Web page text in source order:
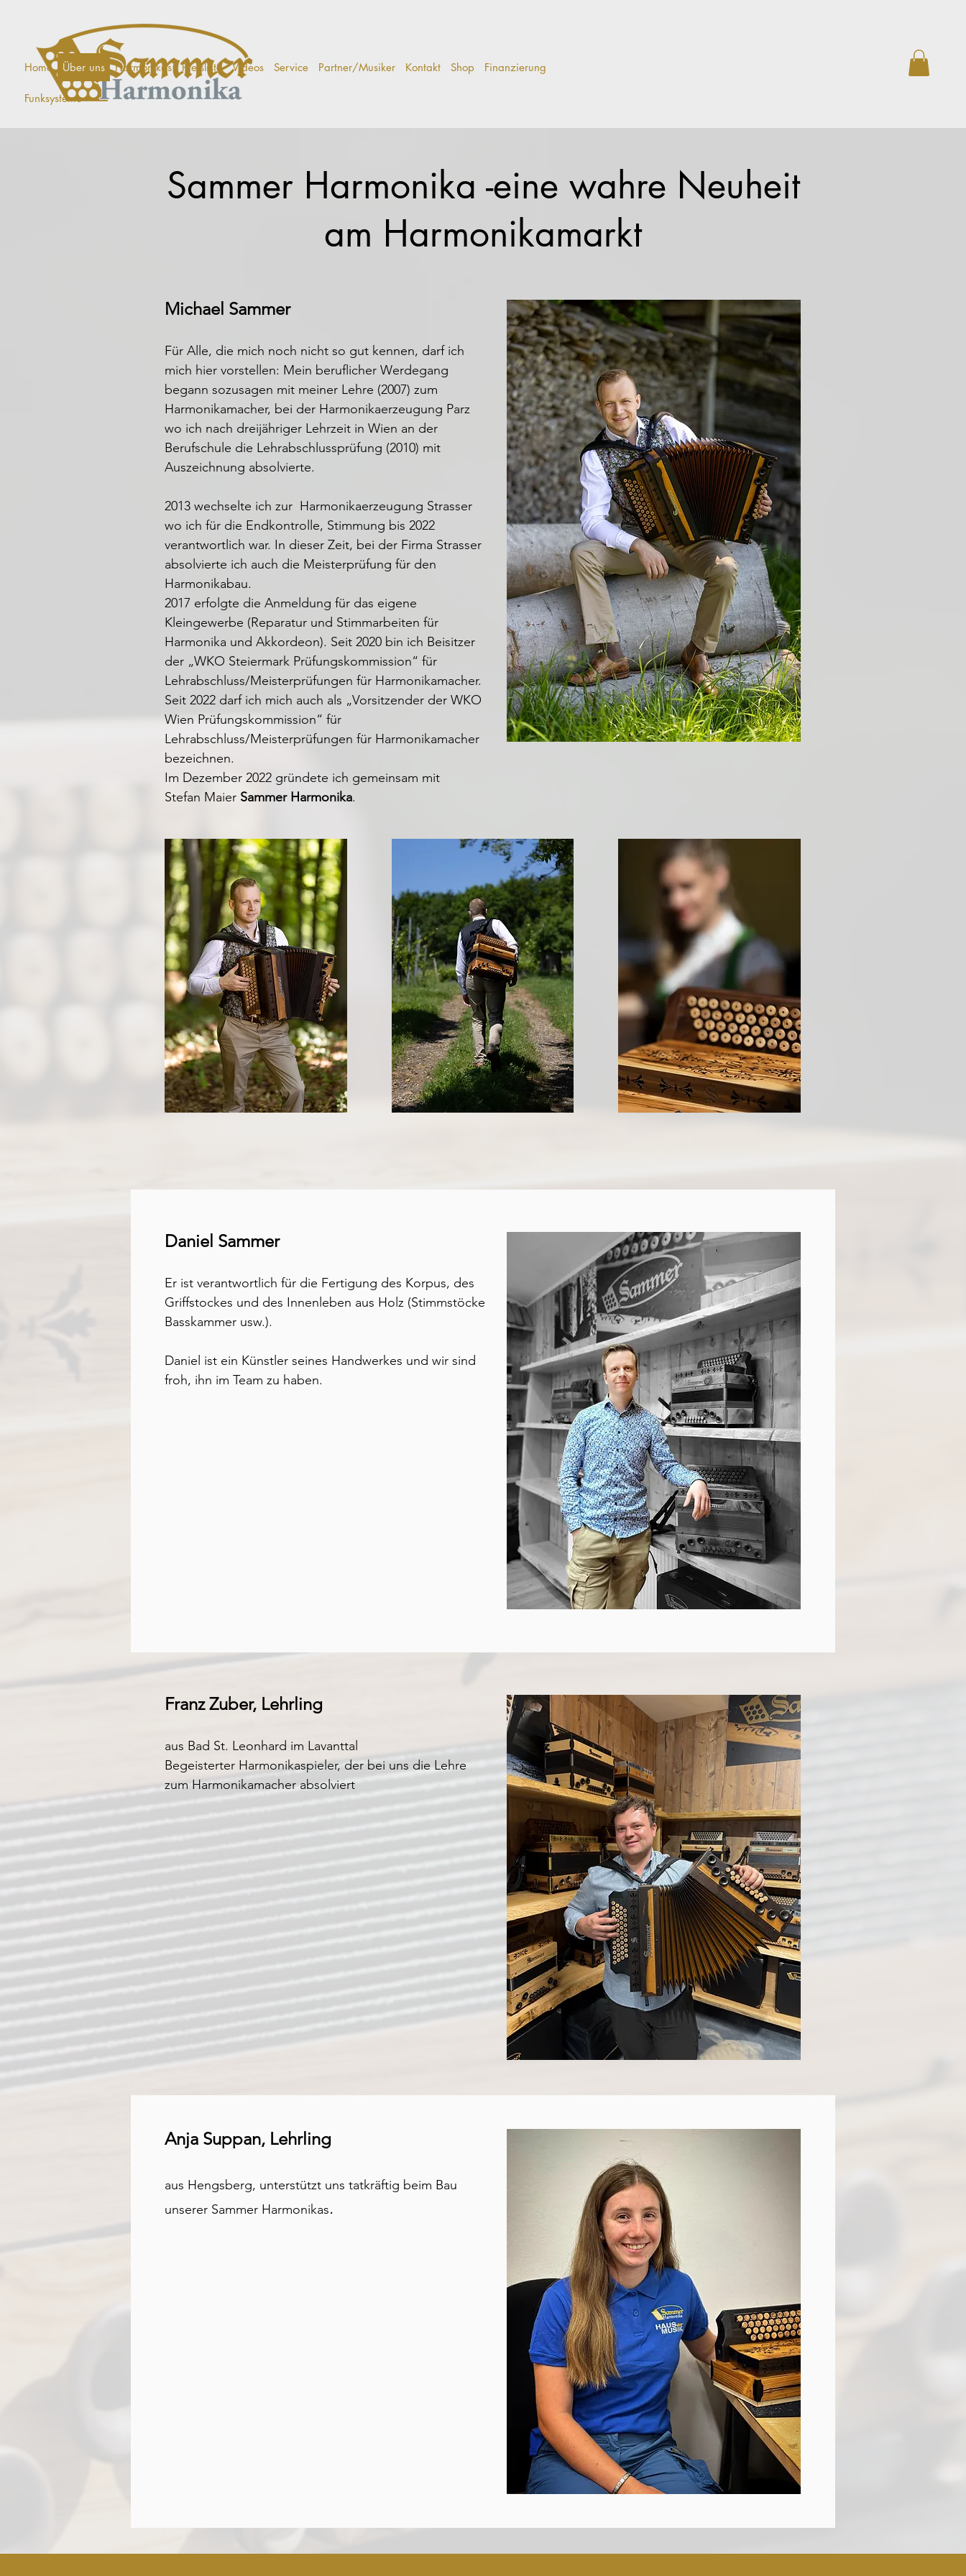
Home Über uns Harmonikas Preisliste Videos Service Partner/Musiker Kontakt Shop Finanzierung
Funksysteme
Sammer Harmonika -eine wahre Neuheit
am Harmonikamarkt
Michael Sammer
Für Alle, die mich noch nicht so gut kennen, darf ich
mich hier vorstellen: Mein beruflicher Werdegang
begann sozusagen mit meiner Lehre (2007) zum
Harmonikamacher, bei der Harmonikaerzeugung Parz
wo ich nach dreijähriger Lehrzeit in Wien an der
Berufschule die Lehrabschlussprüfung (2010) mit
Auszeichnung absolvierte.
2013 wechselte ich zur Harmonikaerzeugung Strasser
wo ich für die Endkontrolle, Stimmung bis 2022
verantwortlich war. In dieser Zeit, bei der Firma Strasser
absolvierte ich auch die Meisterprüfung für den
Harmonikabau.
2017 erfolgte die Anmeldung für das eigene
Kleingewerbe (Reparatur und Stimmarbeiten für
Harmonika und Akkordeon). Seit 2020 bin ich Beisitzer
der „WKO Steiermark Prüfungskommission“ für
Lehrabschluss/Meisterprüfungen für Harmonikamacher.
Seit 2022 darf ich mich auch als „Vorsitzender der WKO
Wien Prüfungskommission“ für
Lehrabschluss/Meisterprüfungen für Harmonikamacher
bezeichnen.
Im Dezember 2022 gründete ich gemeinsam mit
Stefan Maier Sammer Harmonika.
Daniel Sammer
Er ist verantwortlich für die Fertigung des Korpus, des
Griffstockes und des Innenleben aus Holz (Stimmstöcke
Basskammer usw.).
Daniel ist ein Künstler seines Handwerkes und wir sind
froh, ihn im Team zu haben.
Franz Zuber, Lehrling
aus Bad St. Leonhard im Lavanttal
Begeisterter Harmonikaspieler, der bei uns die Lehre
zum Harmonikamacher absolviert
Anja Suppan, Lehrling
aus Hengsberg, unterstützt uns tatkräftig beim Bau
unserer Sammer Harmonikas.